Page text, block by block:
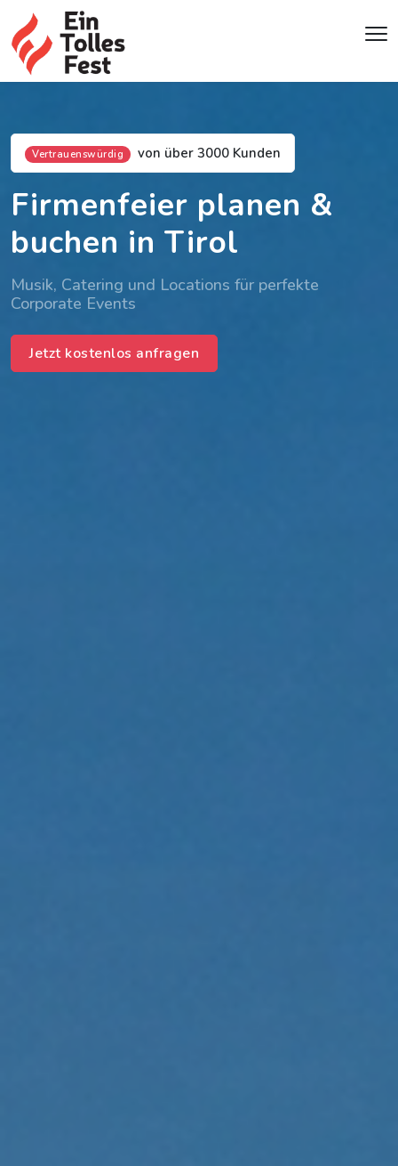
Vertrauenswürdig von über 3000 Kunden
Firmenfeier planen &
buchen in Tirol
Musik, Catering und Locations für perfekte
Corporate Events
Jetzt kostenlos anfragen